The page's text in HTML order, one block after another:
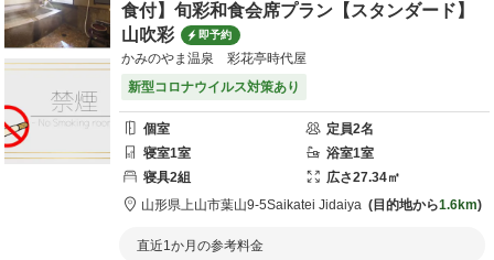
食付】旬彩和食会席プラン【スタンダード】
山吹彩
即予約
かみのやま温泉 彩花亭時代屋
新型コロナウイルス対策あり
個室 定員2名
寝室1室 浴室1室
寝具2組 広さ27.34㎡
山形県上山市葉山9-5Saikatei Jidaiya 目的地から1.6km
直近1か月の参考料金